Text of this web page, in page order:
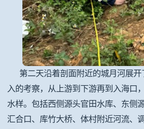
第二天沿着剖面附近的城月河展开
入的考察，从上游到下游再到入海口
水样。包括西侧源头官田水库、东侧
汇合口、库竹大桥、体村附近河流、